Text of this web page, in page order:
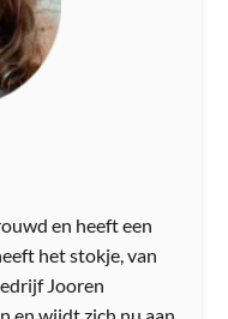
en heeft een
het stokje, van
Jooren